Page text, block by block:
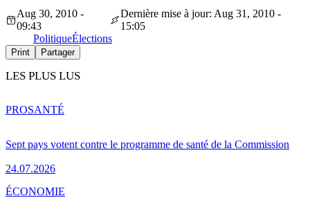
Aug 30, 2010 -
09:43
Dernière mise à jour: Aug 31, 2010 -
15:05
PolitiqueÉlections
Print Partager
LES PLUS LUS
Sept pays votent contre le programme de santé de la Commission
24.07.2026
PROSANTÉ
ÉCONOMIE